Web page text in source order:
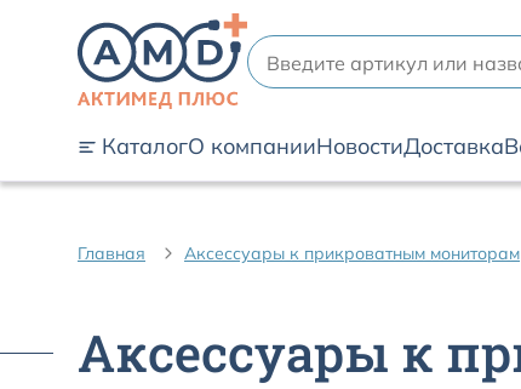
КаталогО компанииНовостиДоставка
Главная Аксессуары к прикроватным мониторам
Аксессуары к